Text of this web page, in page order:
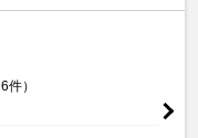
件）